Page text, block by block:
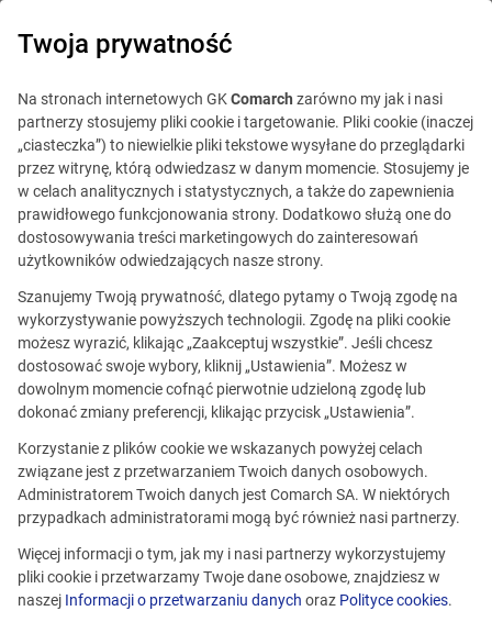
Specjalista ds. organizacji imprez (Cracovia)
Ta oferta jest już
nieaktualna.
Zobacz podobne oferty
Różne lokalizacje
Twoja prywatność
Na stronach internetowych GKComarch zarówno my jak i nasi
partnerzy stosujemy pliki cookie i targetowanie. Pliki cookie (inaczej
„ciasteczka”) to niewielkie pliki tekstowe wysyłane do przeglądarki
przez witrynę, którą odwiedzasz w danym momencie. Stosujemy je
w celach analitycznych i statystycznych, a także do zapewnienia
prawidłowego funkcjonowania strony. Dodatkowo służą one do
dostosowywania treści marketingowych do zainteresowań
użytkowników odwiedzających nasze strony.
Szanujemy Twoją prywatność, dlatego pytamy o Twoją zgodę na
wykorzystywanie powyższych technologii. Zgodę na pliki cookie
możesz wyrazić, klikając „Zaakceptuj wszystkie”. Jeśli chcesz
dostosować swoje wybory, kliknij „Ustawienia”. Możesz w
dowolnym momencie cofnąć pierwotnie udzieloną zgodę lub
dokonać zmiany preferencji, klikając przycisk „Ustawienia”.
Korzystanie z plików cookie we wskazanych powyżej celach
związane jest z przetwarzaniem Twoich danych osobowych.
Administratorem Twoich danych jest Comarch SA. W niektórych
przypadkach administratorami mogą być również nasi partnerzy.
Więcej informacji o tym, jak my i nasi partnerzy wykorzystujemy
pliki cookie i przetwarzamy Twoje dane osobowe, znajdziesz w
naszej Informacji o przetwarzaniu danych oraz Polityce cookies.